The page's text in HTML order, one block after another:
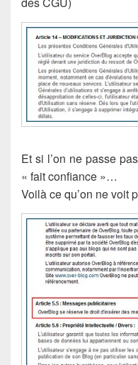
Et si l’on ne passe
« fait confiance »…
Voilà ce qu’on ne voit